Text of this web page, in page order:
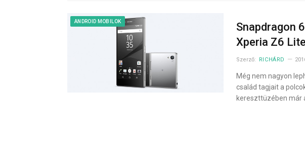
ANDROID MOBILOK
Snapdragon
Xperia Z6 Lite
Szerző: RICHÁRD
Még nem nagyon
család tagjait a
kereszttüzében már